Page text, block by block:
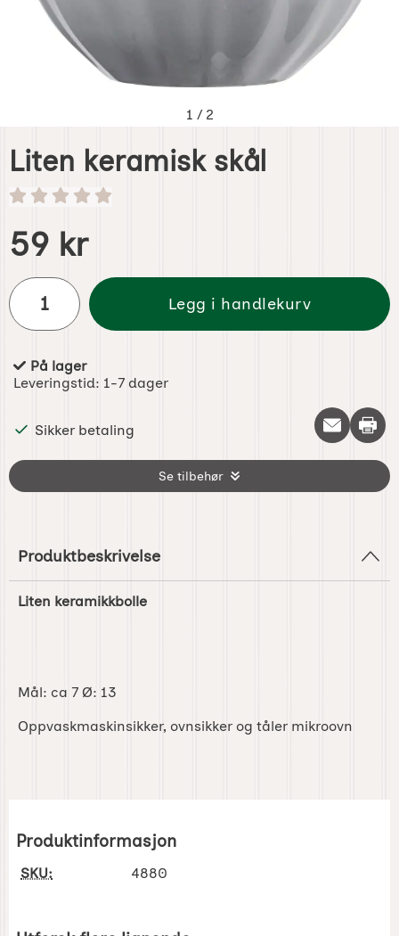
1 / 2
Liten keramisk skål
Handle dette produktet, Liten keramisk skål
pris
59 kr
antall
Legg i handlekurv
Produkttilgjengelighet:
På lager
Leveringstid: 1-7 dager
Sikker betaling Skriv
Se tilbehør
Produktbeskrivelse
Liten keramikkbolle
Mål: ca 7 Ø: 13
Oppvaskmaskinsikker, ovnsikker og tåler mikroovn
Produktinformasjon
SKU: 4880